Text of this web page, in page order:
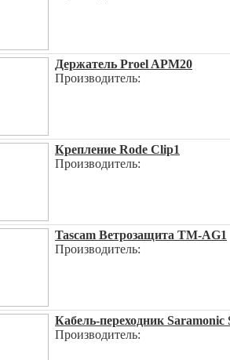
Держатель Proel APM20
Производитель:
Крепление Rode Clip1
Производитель:
Tascam Ветрозащита TM-AG1
Производитель:
Кабель-переходник
Производитель: